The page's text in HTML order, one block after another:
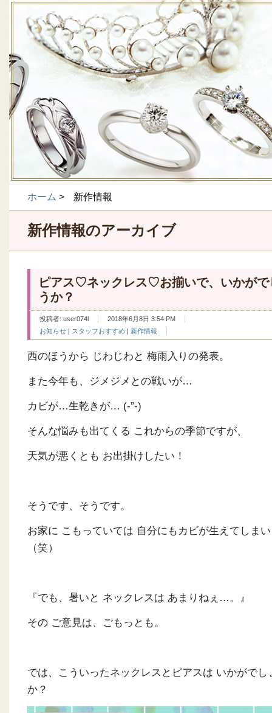
ホーム > 新作情報
新作情報のアーカイブ
ピアス♡ネックレス♡お揃いで、いかがで
うか？
投稿者: user074l
2018年6月8日 3:54 PM
お知らせ | スタッフおすすめ | 新作情報
西のほうから じわじわと 梅雨入りの発表。
また今年も、ジメジメとの戦いが…
カビが…生乾きが… (-”-)
そんな悩みも出てくる これからの季節ですが、
天気が悪くとも お出掛けしたい！
そうです、そうです。
お家に こもっていては 自分にもカビが生えてしま
（笑）
『でも、暑いと ネックレスは あまりねぇ…。』
その ご意見は、ごもっとも。
では、こういったネックレスとピアスは いかがでし
か？